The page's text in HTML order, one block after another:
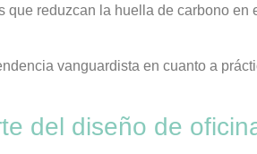
reduzcan la huella de carbono en
vanguardista en cuanto a
del diseño de